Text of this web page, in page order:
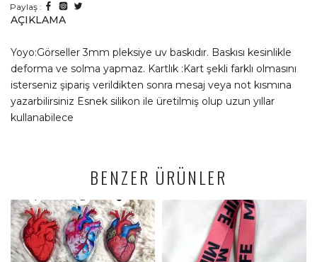
Paylaş :
AÇIKLAMA
Yoyo:Görseller 3mm pleksiye uv baskıdır. Baskısı kesinlikle
deforma ve solma yapmaz. Kartlık :Kart şekli farklı olmasını
isterseniz şipariş verildikten sonra mesaj veya not kısmına
yazarbilirsiniz Esnek silikon ile üretilmiş olup uzun yıllar
kullanabilece
BENZER ÜRÜNLER